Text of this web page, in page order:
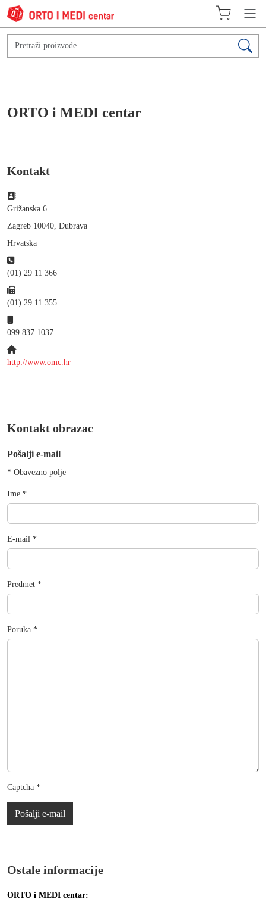
ORTO i MEDI centar
Kontakt
Adresa:
Grižanska 6
Zagreb 10040, Dubrava
Hrvatska
Telefon:
(01) 29 11 366
Fax:
(01) 29 11 355
099 837 1037
Web site:
http://www.omc.hr
Kontakt obrazac
Pošalji e-mail
* Obavezno polje
Ime *
E-mail *
Predmet *
Poruka *
Captcha *
Pošalji e-mail
Ostale informacije
ORTO i MEDI centar: